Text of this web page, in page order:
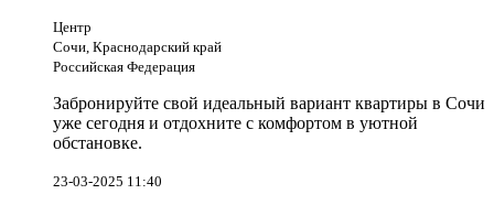
Центр
Сочи, Краснодарский край
Российская Федерация
Забронируйте свой идеальный вариант квартиры в Сочи
уже сегодня и отдохните с комфортом в уютной
обстановке.
23-03-2025 11:40